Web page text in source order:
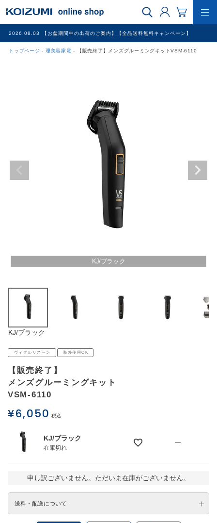
2026.08.03 【お盆期間中の出荷のご案内】【全品送料無料キャンペーン】
トップページ 理美容家電 【販売終了】メンズグルーミングキットVSM-6110
ブログ
KJ/ブラック
KJ/ブラック
ヴィダルサスーン 海外使用OK
【販売終了】
メンズグルーミングキット
VSM-6110
¥6,050 税込
KJ/ブラック
在庫切れ
—
申し訳ございません。ただいま在庫がございません。
送料・配送について